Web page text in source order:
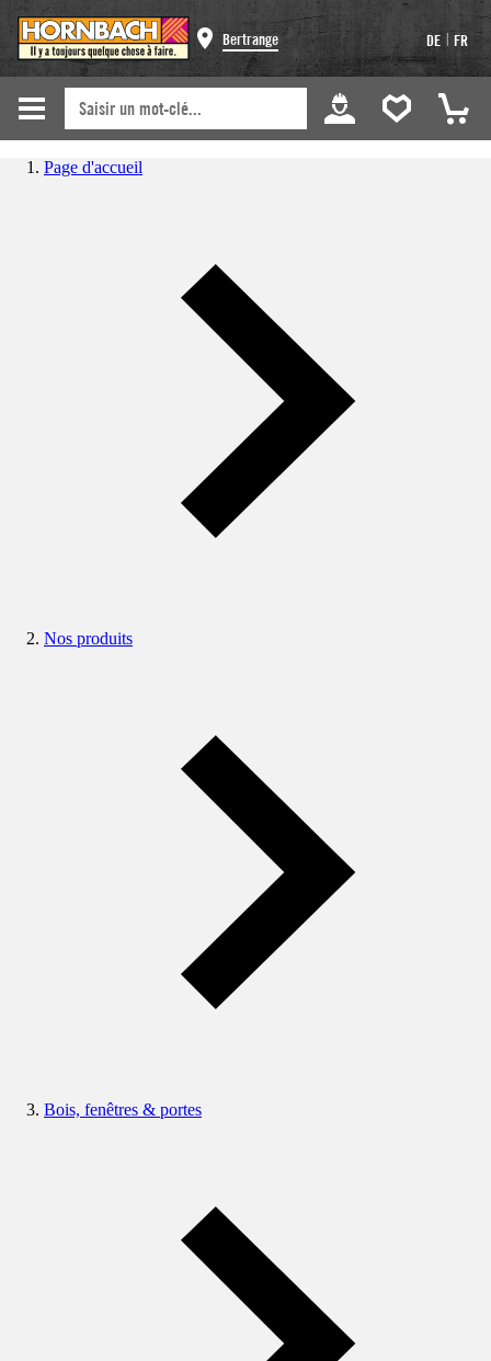
Bertrange DE | FR
Page d'accueil
Nos produits
Bois, fenêtres & portes